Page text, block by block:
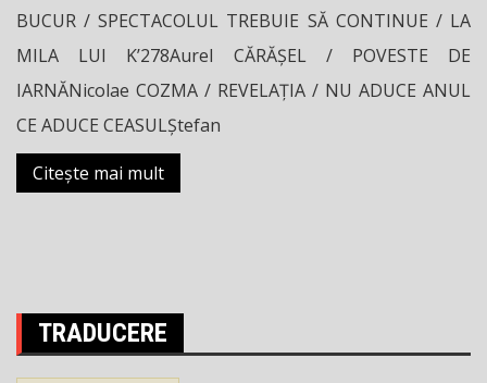
BUCUR / SPECTACOLUL TREBUIE SĂ CONTINUE / LA
MILA LUI K’278Aurel CĂRĂȘEL / POVESTE DE
IARNĂNicolae COZMA / REVELAȚIA / NU ADUCE ANUL
CE ADUCE CEASULȘtefan
Citește mai mult
TRADUCERE